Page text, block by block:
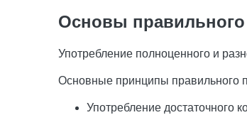
Основы правильного
Употребление полноценного и
Основные принципы правильного
Употребление достаточного